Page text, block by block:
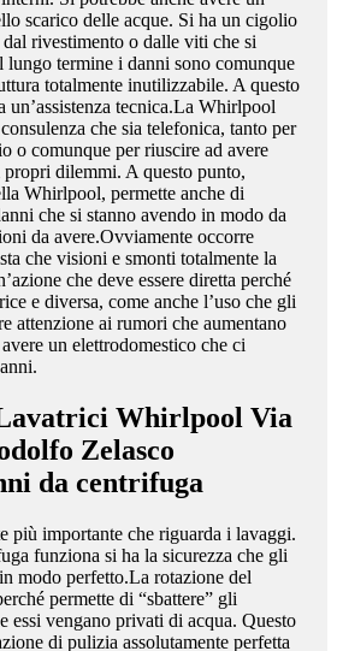
scarico delle acque. Si ha un cigolio
rivestimento o dalle viti che si
lungo termine i danni sono comunque
totalmente inutilizzabile. A questo
un’assistenza tecnica.La Whirlpool
che sia telefonica, tanto per
o comunque per riuscire ad avere
propri dilemmi. A questo punto,
Whirlpool, permette anche di
che si stanno avendo in modo da
da avere.Ovviamente occorre
che visioni e smonti totalmente la
che deve essere diretta perché
e diversa, come anche l’uso che gli
attenzione ai rumori che aumentano
un elettrodomestico che ci
Whirlpool Via
Zelasco
da centrifuga
più importante che riguarda i lavaggi.
funziona si ha la sicurezza che gli
modo perfetto.La rotazione del
permette di “sbattere” gli
essi vengano privati di acqua. Questo
di pulizia assolutamente perfetta